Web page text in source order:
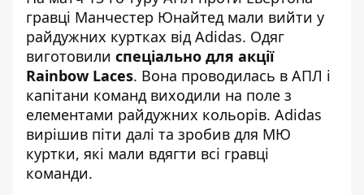
гравці Манчестер Юнайтед мали вийти у
райдужних куртках від Аdidas. Одяг
виготовили спеціально для акції
Rainbow Laces. Вона проводилась в АПЛ і
капітани команд виходили на поле з
елементами райдужних кольорів. Аdidas
вирішив піти далі та зробив для МЮ
куртки, які мали вдягти всі гравці
команди.